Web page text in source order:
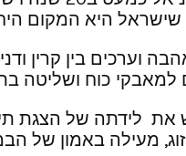
היא המקום
וערכים בין קרין
למאבקי כוח ושליטה
לידתה של הצגת
מעילה באמון של